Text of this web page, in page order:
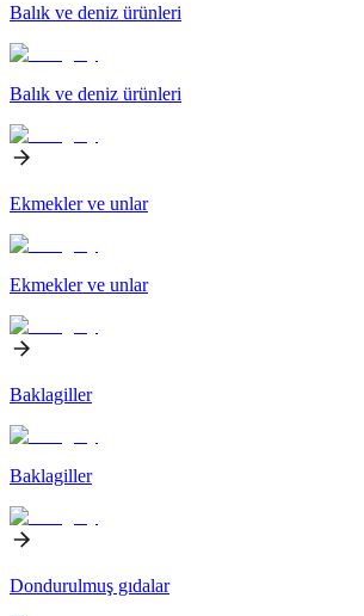
Balık ve deniz ürünleri
Balık ve deniz ürünleri
Ekmekler ve unlar
Ekmekler ve unlar
Baklagiller
Baklagiller
Dondurulmuş gıdalar